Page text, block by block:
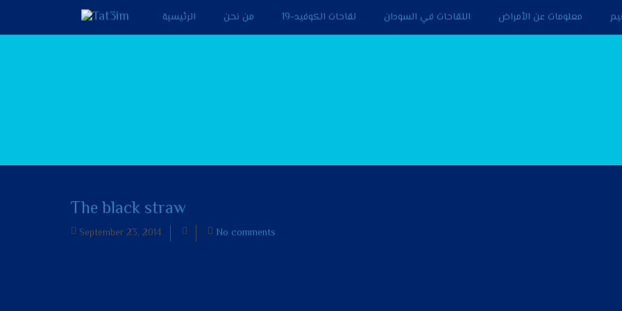
الرئيسية من نحن لقاحات الكوفيد-19 اللقاحات في السودان معلومات عن الأمراض
The black straw
September 23, 2014 No comments